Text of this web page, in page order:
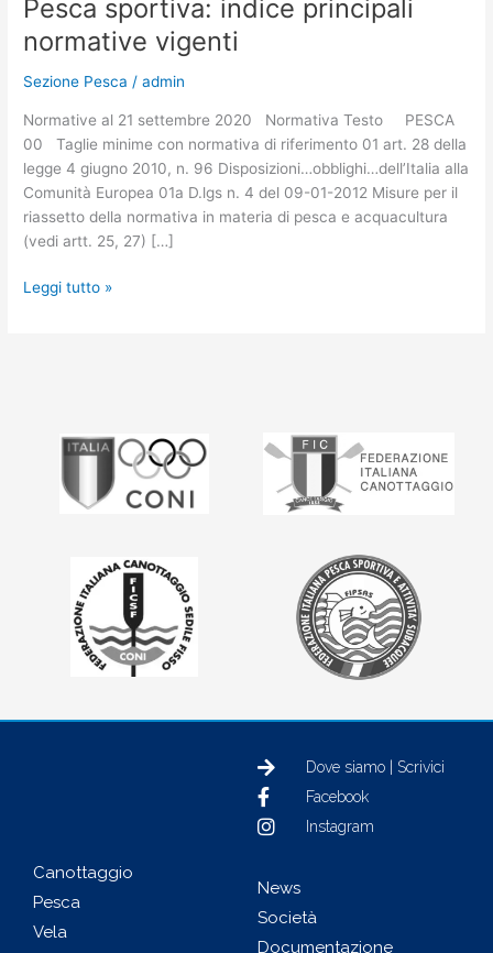
Pesca sportiva: indice principali
normative vigenti
Sezione Pesca /admin
Normative al 21 settembre 2020 Normativa Testo PESCA
00 Taglie minime con normativa di riferimento 01 art. 28 della
legge 4 giugno 2010, n. 96 Disposizioni…obblighi…dell’Italia alla
Comunità Europea 01a D.lgs n. 4 del 09-01-2012 Misure per il
riassetto della normativa in materia di pesca e acquacultura
(vedi artt. 25, 27) […]
Leggi tutto »
Dove siamo | Scrivici
Facebook
Instagram
Canottaggio
Pesca
Vela
News
Società
Documentazione